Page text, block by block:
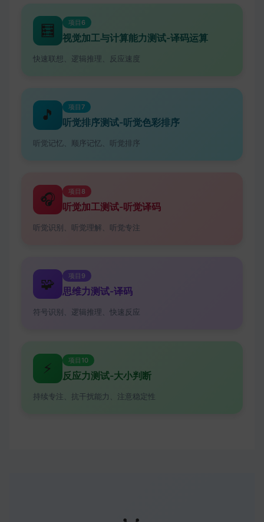
🧮 项目6
视觉加工与计算能力测试-译码运算
快速联想、逻辑推理、反应速度
🎵 项目7
听觉排序测试-听觉色彩排序
听觉记忆、顺序记忆、听觉排序
🎧 项目8
听觉加工测试-听觉译码
听觉识别、听觉理解、听觉专注
🧩 项目9
思维力测试-译码
符号识别、逻辑推理、快速反应
⚡ 项目10
反应力测试-大小判断
持续专注、抗干扰能力、注意稳定性